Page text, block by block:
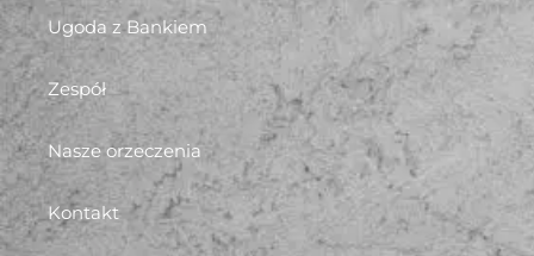
Ugoda z Bankiem
Zespół
Nasze orzeczenia
Kontakt